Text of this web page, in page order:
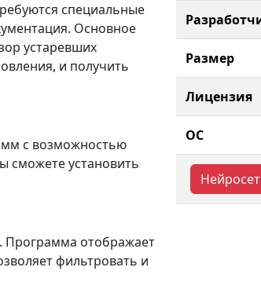
специальные
Основное
устаревших
и получить
с возможностью
сможете установить
Программа отображает
фильтровать и
Размер
Лицензия
ОС